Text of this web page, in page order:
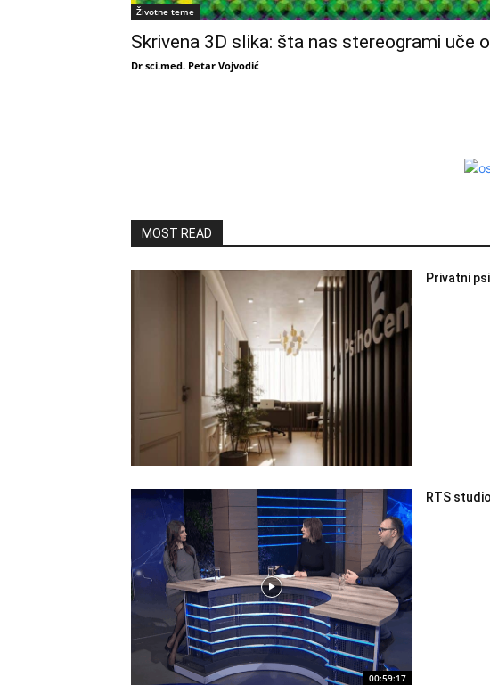
Životne teme
Skrivena 3D slika: šta nas stereogrami uče
Dr sci.med. Petar Vojvodić
MOST READ
Privatni
00:59:17
RTS